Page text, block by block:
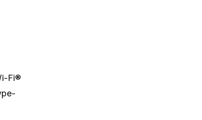
Fi®